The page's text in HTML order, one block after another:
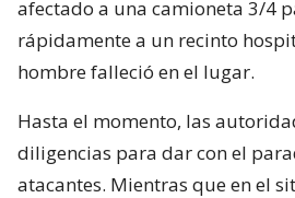
afectado a una camioneta 3/4
rápidamente a un recinto
hombre falleció en el lugar.
Hasta el momento, las
diligencias para dar con el
atacantes. Mientras que en el